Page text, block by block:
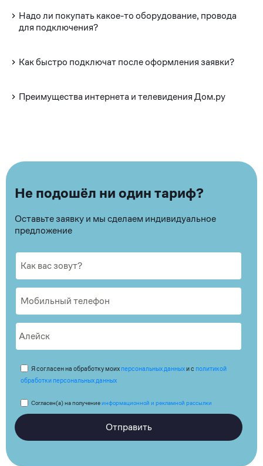
Надо ли покупать какое-то оборудование, провода
для подключения?
Как быстро подключат после оформления заявки?
Преимущества интернета и телевидения Дом.ру
Не подошёл ни один тариф?
Оставьте заявку и мы сделаем индивидуальное
предложение
Я согласен на обработку моих персональных данныхи с политикой
обработки персональных данных
Согласен(а) на получениеинформационной и рекламной рассылки
Отправить